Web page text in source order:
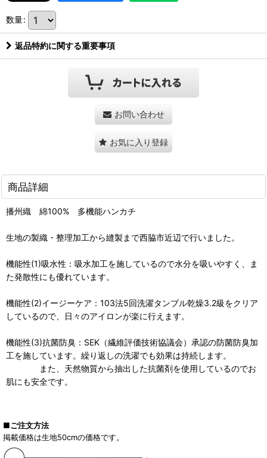
数量:
返品特約に関する重要事項
お問い合わせ
お気に入り登録
商品詳細
播州織 綿100% 多機能ハンカチ
生地の製織・整理加工から縫製まで西脇市近辺で行いました。
機能性(1)吸水性：吸水加工を施しているので水分を吸いやすく、ま
た発散性にも優れています。
機能性(2)イージーケア：103法5回洗濯タンブル乾燥3.2級をクリア
しているので、日々のアイロンが楽に行えます。
機能性(3)抗菌防臭：SEK（繊維評価技術協議会）承認の防菌防臭加
工を施しています。繰り返しの洗濯でも効果は持続します。
また、天然物質から抽出した抗菌剤を使用しているのでお
肌にも安全です。
■ご注文方法
掲載価格は生地50cmの価格です。